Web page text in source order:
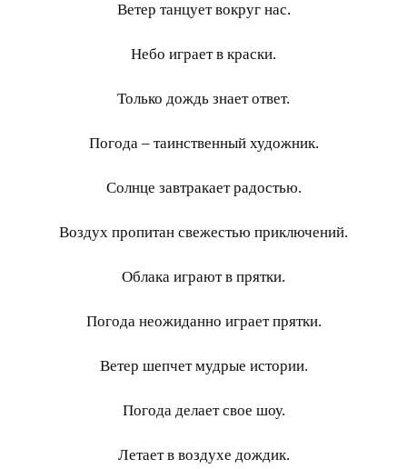
Ветер танцует вокруг нас.
Небо играет в краски.
Только дождь знает ответ.
Погода – таинственный художник.
Солнце завтракает радостью.
Воздух пропитан свежестью приключений.
Облака играют в прятки.
Погода неожиданно играет прятки.
Ветер шепчет мудрые истории.
Погода делает свое шоу.
Летает в воздухе дождик.